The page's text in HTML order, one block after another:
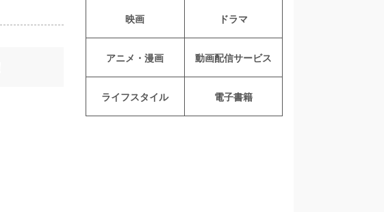
映画 ドラマ
アニメ・漫画 動画配信サービス
ライフスタイル 電子書籍